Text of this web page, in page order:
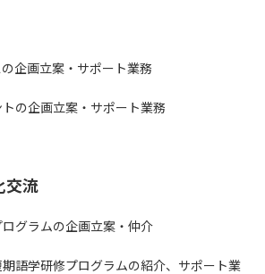
企画立案・サポート業務
の企画立案・サポート業務
交流
グラムの企画立案・仲介
語学研修プログラムの紹介、サポート業